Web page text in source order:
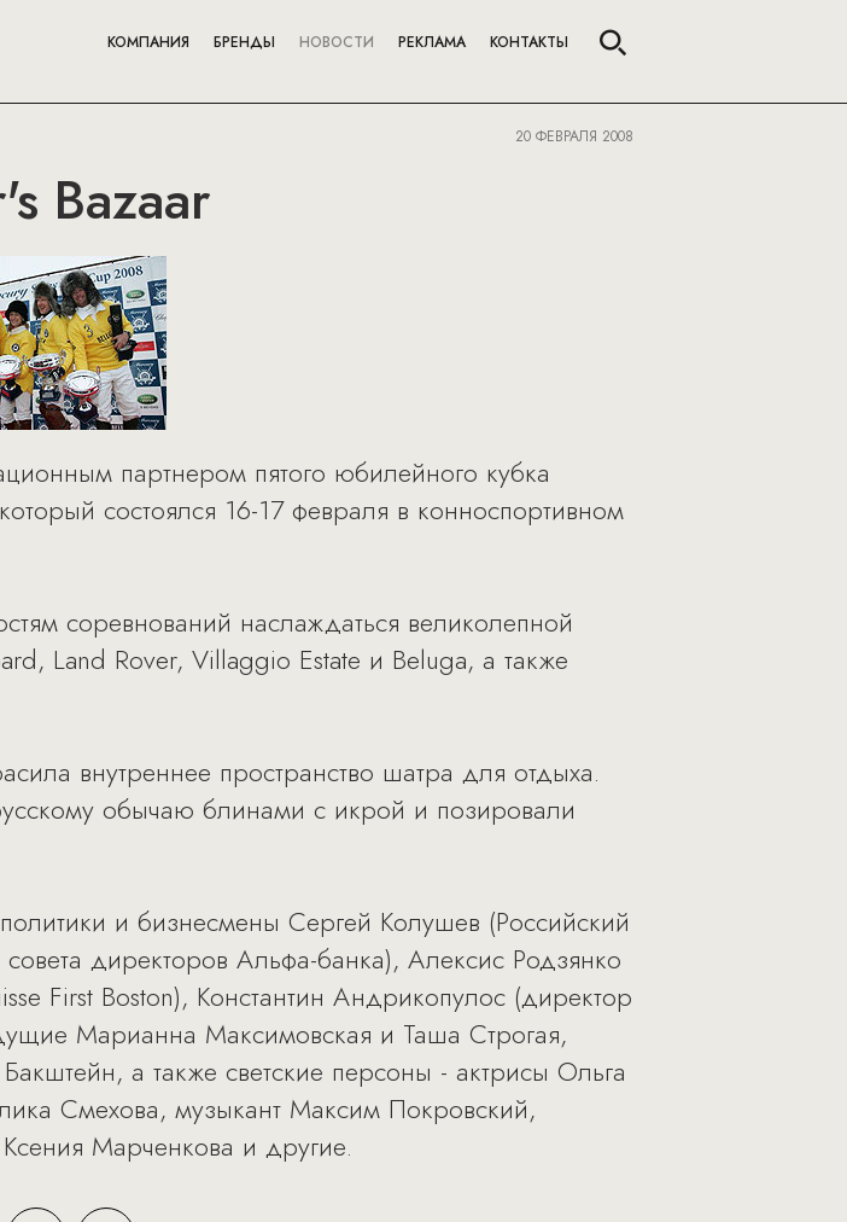
КОМПАНИЯ БРЕНДЫ НОВОСТИ РЕКЛАМА КОНТАКТЫ
20 ФЕВРАЛЯ 2008
Bazaar
партнером пятого юбилейного кубка
состоялся 16-17 февраля в конноспортивном
соревнований наслаждаться великолепной
Land Rover, Villaggio Estate и Beluga, а также
внутреннее пространство шатра для отдыха.
обычаю блинами с икрой и позировали
и бизнесмены Сергей Колушев (Российский
директоров Альфа-банка), Алексис Родзянко
First Boston), Константин Андрикопулос (директор
Марианна Максимовская и Таша Строгая,
а также светские персоны - актрисы Ольга
Смехова, музыкант Максим Покровский,
Марченкова и другие.